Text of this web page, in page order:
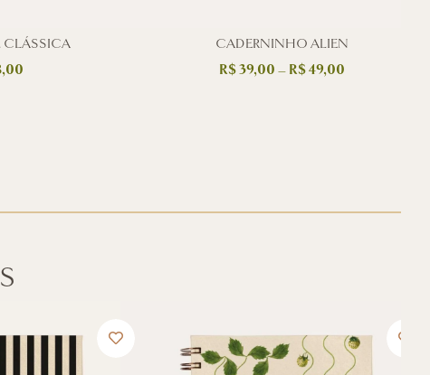
CLÁSSICA CADERNINHO ALIEN
R$39,00 – R$49,00